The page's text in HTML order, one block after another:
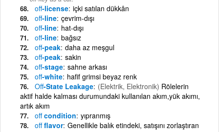
off-license içki satılan dükkân
off-line çevrim-dışı
off-line hat-dışı
off-line bağsız
off-peak daha az meşgul
off-peak sakin
off-stage sahne arkası
off-white hafif grimsi beyaz renk
Off-State Leakage (Elektrik, Elektronik) Rölelerin
aktif halde kalması durumundaki kullanılan akım,yük akımı,
artık akım
offcondition yıpranmış
offflavor Genellikle balık etindeki, satışını zorlaştıran